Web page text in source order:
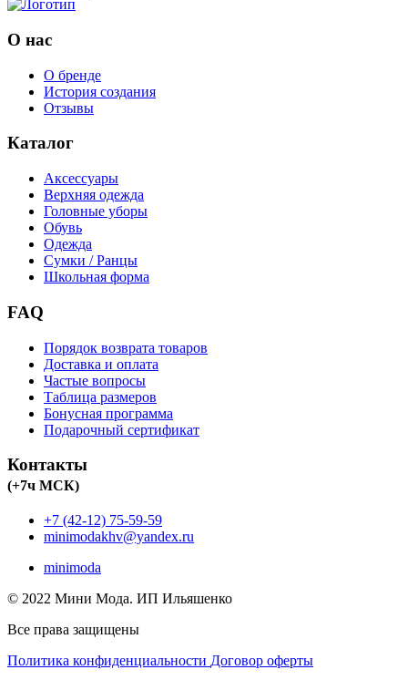
О нас
О бренде
История создания
Отзывы
Каталог
Аксессуары
Верхняя одежда
Головные уборы
Обувь
Одежда
Сумки / Ранцы
Школьная форма
FAQ
Порядок возврата товаров
Доставка и оплата
Частые вопросы
Таблица размеров
Бонусная программа
Подарочный сертификат
Контакты
(+7ч МСК)
+7 (42-12) 75-59-59
minimodakhv@yandex.ru
minimoda
© 2022 Мини Мода. ИП Ильяшенко
Все права защищены
Политика конфиденциальности Договор оферты